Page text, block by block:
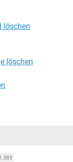
löschen
löschen
1.583